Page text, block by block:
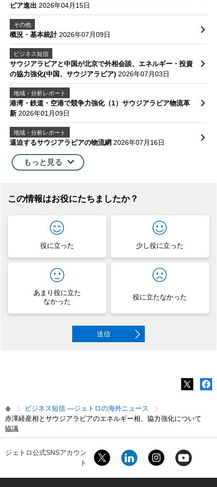
ビア進出 2026年04月15日
その他
概況・基本統計 2026年07月09日
ビジネス短信
サウジアラビアと中国が北京で外相会談、エネルギー・投資
の協力強化(中国、サウジアラビア) 2026年07月03日
地域・分析レポート
港湾・鉄道・空港で競争力強化（1）サウジアラビア物流革
新 2026年01月09日
地域・分析レポート
逼迫するサウジアラビアの物流網 2026年07月16日
もっと見る
この情報はお役にたちましたか？
役に立った 少し役に立った
あまり役に立た
なかった
役に立たなかった
送信
ビジネス短信 ―ジェトロの海外ニュース
赤澤経産相とサウジアラビアのエネルギー相、協力強化について
協議
ジェトロ公式SNSアカウン
ト